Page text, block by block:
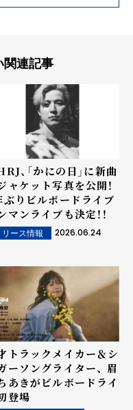
関連記事
、「かにの日」に新曲
ャケット写真を公開！
ぶりビルボードライブ
マンライブも決定！！
リース情報 2026.06.24
トラックメイカー＆シ
ーソングライター、 眉
あきがビルボードライ
登場